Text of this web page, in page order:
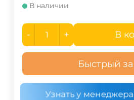
В наличии
- + В
Быстрый
Узнать у